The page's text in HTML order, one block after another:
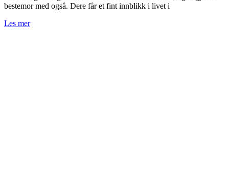
bestemor med også. Dere får et fint innblikk i livet i
Les mer